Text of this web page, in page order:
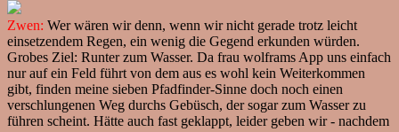
Zwen: Wer wären wir denn, wenn wir nicht gerade trotz leicht
einsetzendem Regen, ein wenig die Gegend erkunden würden.
Grobes Ziel: Runter zum Wasser. Da frau wolframs App uns einfach
nur auf ein Feld führt von dem aus es wohl kein Weiterkommen
gibt, finden meine sieben Pfadfinder-Sinne doch noch einen
verschlungenen Weg durchs Gebüsch, der sogar zum Wasser zu
führen scheint. Hätte auch fast geklappt, leider geben wir - nachdem